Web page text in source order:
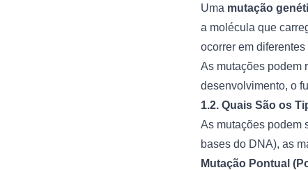
Uma mutação
a molécula que
ocorrer em
As mutações podem
desenvolvimento, o
1.2. Quais São os
As mutações podem
bases do DNA), as
Mutação Pontual